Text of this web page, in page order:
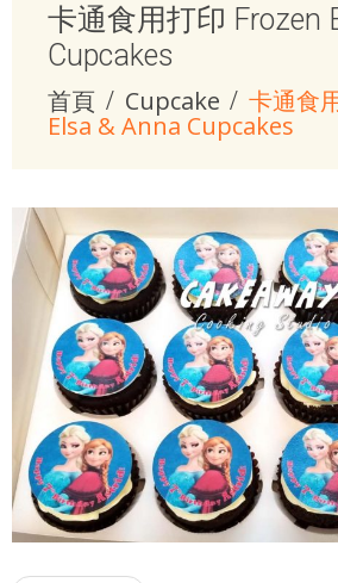
卡通食用打印 Frozen
Cupcakes
首頁 Cupcake 卡通食
Elsa & Anna Cupcakes